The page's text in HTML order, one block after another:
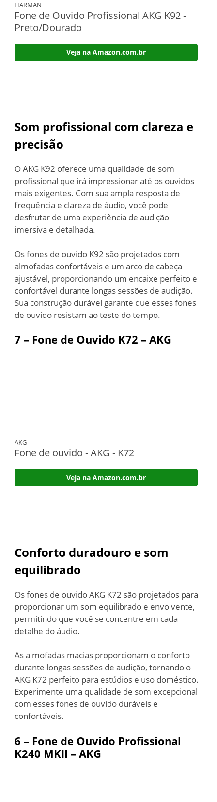
HARMAN
Fone de Ouvido Profissional AKG K92 -
Preto/Dourado
Veja na Amazon.com.br
Som profissional com clareza e
precisão
O AKG K92 oferece uma qualidade de som
profissional que irá impressionar até os ouvidos
mais exigentes. Com sua ampla resposta de
frequência e clareza de áudio, você pode
desfrutar de uma experiência de audição
imersiva e detalhada.
Os fones de ouvido K92 são projetados com
almofadas confortáveis e um arco de cabeça
ajustável, proporcionando um encaixe perfeito e
confortável durante longas sessões de audição.
Sua construção durável garante que esses fones
de ouvido resistam ao teste do tempo.
7 – Fone de Ouvido K72 – AKG
AKG
Fone de ouvido - AKG - K72
Veja na Amazon.com.br
Conforto duradouro e som
equilibrado
Os fones de ouvido AKG K72 são projetados para
proporcionar um som equilibrado e envolvente,
permitindo que você se concentre em cada
detalhe do áudio.
As almofadas macias proporcionam o conforto
durante longas sessões de audição, tornando o
AKG K72 perfeito para estúdios e uso doméstico.
Experimente uma qualidade de som excepcional
com esses fones de ouvido duráveis e
confortáveis.
6 – Fone de Ouvido Profissional
K240 MKII – AKG